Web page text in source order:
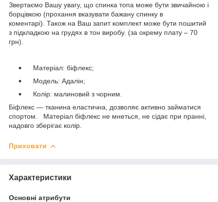
Звертаємо Вашу увагу, що спинка топа може бути звичайною і
борцівкою (прохання вказувати бажану спинку в
коментарі). Також на Ваш запит комплект може бути пошитий
з підкладкою на грудях в тон виробу. (за окрему плату – 70
грн).
Матеріал: біфлекс;
Модель: Адалін;
Колір: малиновий з чорним.
Біфлекс — тканина еластична, дозволяє активно займатися
спортом. Матеріал біфлекс не мнеться, не сідає при пранні,
надовго зберігає колір.
Приховати
Характеристики
Основні атрибути